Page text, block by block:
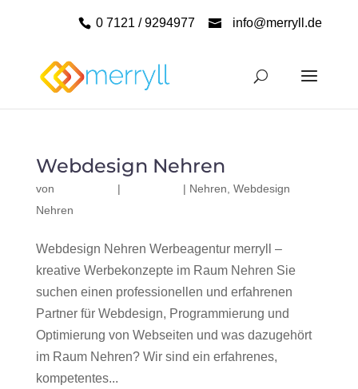
0 7121 / 9294977 info@merryll.de
Webdesign Nehren
von | | Nehren Webdesign
Nehren
Webdesign Nehren Werbeagentur merryll –
kreative Werbekonzepte im Raum Nehren Sie
suchen einen professionellen und erfahrenen
Partner für Webdesign, Programmierung und
Optimierung von Webseiten und was dazugehört
im Raum Nehren? Wir sind ein erfahrenes,
kompetentes...